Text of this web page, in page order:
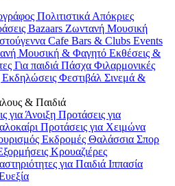
Πολιτιστικά Απόκριες
Bazaars Ζωντανή Μουσική
Cafe Bars & Clubs Events
Μουσική & Φαγητό Εκθέσεις &
Για παιδιά Πάσχα Φιλαρμονικές
Φεστιβάλ Σινεμά &
& Παιδιά
για Άνοιξη Προτάσεις για
Προτάσεις για Χειμώνα
Εκδρομές Θαλάσσια Σπορ
Κρουαζιέρες
για Παιδιά Ιππασία